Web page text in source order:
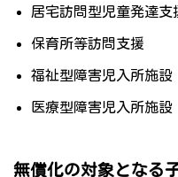
居宅訪問型児童発達支
保育所等訪問支援
福祉型障害児入所施設
医療型障害児入所施設
無償化の対象となる